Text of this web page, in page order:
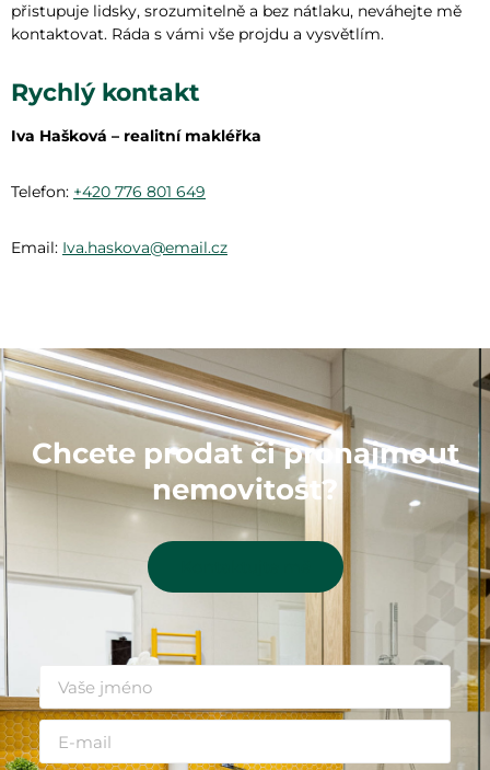
přistupuje lidsky, srozumitelně a bez nátlaku, neváhejte mě
kontaktovat. Ráda s vámi vše projdu a vysvětlím.
Rychlý kontakt
Iva Hašková – realitní makléřka
Telefon: +420 776 801 649
Email: Iva.haskova@email.cz
Chcete prodat či pronajmout
nemovitost?